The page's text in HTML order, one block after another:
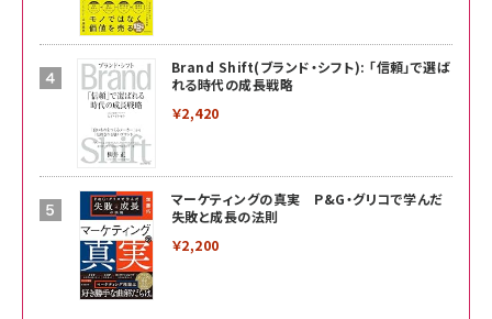
Brand Shift(ブランド・シフト): 「信頼」で選ば
れる時代の成長戦略
￥2,420
マーケティングの真実 P&G・グリコで学んだ
失敗と成長の法則
￥2,200